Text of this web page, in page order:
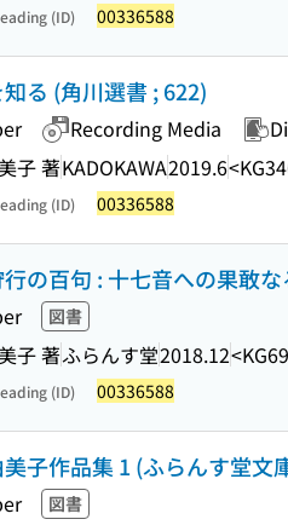
(ID) 00336588
る (角川選書 ; 622)
Recording Media
子 著KADOKAWA2019.6
(ID) 00336588
の百句 : 十七音への果敢
図書
子 著ふらんす堂2018.12
(ID) 00336588
子作品集 1 (ふらんす堂文
図書